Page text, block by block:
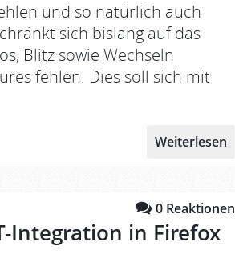
und so natürlich auch
sich bislang auf das
Blitz sowie Wechseln
fehlen. Dies soll sich mit
Weiterlesen
0 Reaktionen
Integration in Firefox